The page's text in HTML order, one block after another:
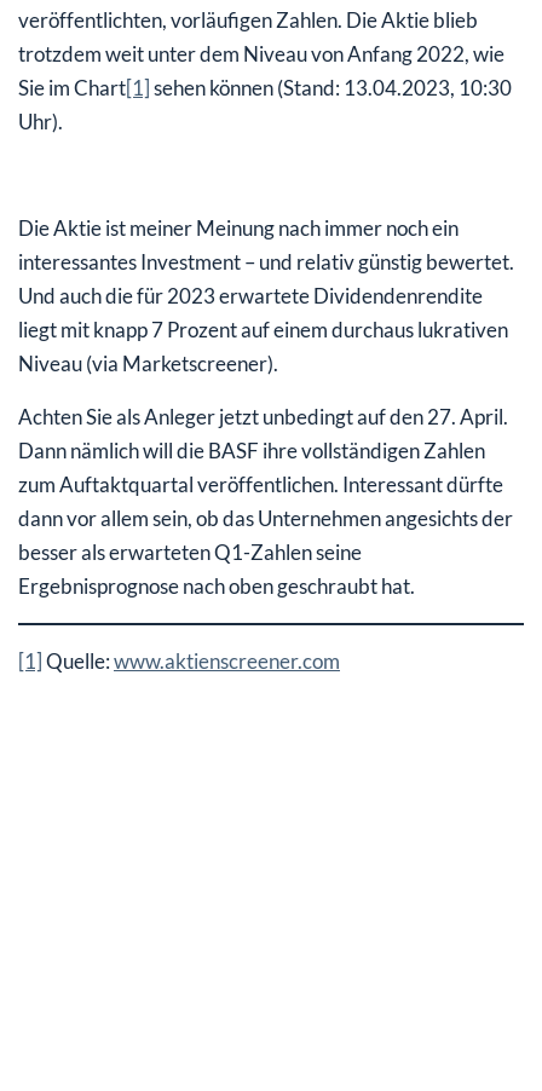
veröffentlichten, vorläufigen Zahlen. Die Aktie blieb
trotzdem weit unter dem Niveau von Anfang 2022, wie
Sie im Chart[1]sehen können (Stand: 13.04.2023, 10:30
Uhr).
Die Aktie ist meiner Meinung nach immer noch ein
interessantes Investment – und relativ günstig bewertet.
Und auch die für 2023 erwartete Dividendenrendite
liegt mit knapp 7 Prozent auf einem durchaus lukrativen
Niveau (via Marketscreener).
Achten Sie als Anleger jetzt unbedingt auf den 27. April.
Dann nämlich will die BASF ihre vollständigen Zahlen
zum Auftaktquartal veröffentlichen. Interessant dürfte
dann vor allem sein, ob das Unternehmen angesichts der
besser als erwarteten Q1-Zahlen seine
Ergebnisprognose nach oben geschraubt hat.
[1]Quelle:www.aktienscreener.com